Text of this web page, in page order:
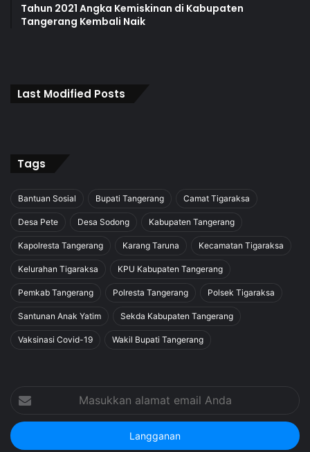
Tahun 2021 Angka Kemiskinan di Kabupaten
Tangerang Kembali Naik
Last Modified Posts
Tags
Bantuan Sosial Bupati Tangerang Camat Tigaraksa
Desa Pete Desa Sodong Kabupaten Tangerang
Kapolresta Tangerang Karang Taruna Kecamatan Tigaraksa
Kelurahan Tigaraksa KPU Kabupaten Tangerang
Pemkab Tangerang Polresta Tangerang Polsek Tigaraksa
Santunan Anak Yatim Sekda Kabupaten Tangerang
Vaksinasi Covid-19 Wakil Bupati Tangerang
alamat
email
Anda